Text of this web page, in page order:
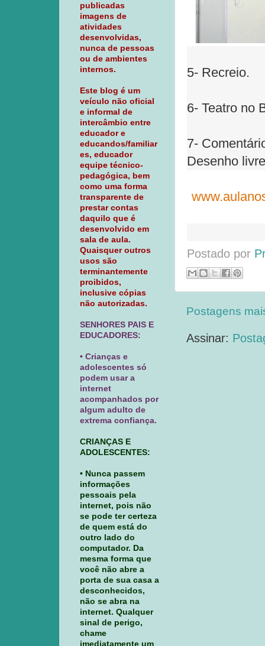
5- Recreio.
6- Teatro no
7-
Desenho
Postado por
Postagens
Assinar:
publicadas
imagens de
atividades
desenvolvidas,
nunca de pessoas
ou de ambientes
internos.
Este blog é um
veículo não oficial
e informal de
intercâmbio entre
educador e
educandos/familiar
es, educador
equipe técnico-
pedagógica, bem
como uma forma
transparente de
prestar contas
daquilo que é
desenvolvido em
sala de aula.
Quaisquer outros
usos são
terminantemente
proibidos,
inclusive cópias
não autorizadas.
SENHORES PAIS E
EDUCADORES:
• Crianças e
adolescentes só
podem usar a
internet
acompanhados por
algum adulto de
extrema confiança.
CRIANÇAS E
ADOLESCENTES:
• Nunca passem
informações
pessoais pela
internet, pois não
se pode ter certeza
de quem está do
outro lado do
computador. Da
mesma forma que
você não abre a
porta de sua casa a
desconhecidos,
não se abra na
internet. Qualquer
sinal de perigo,
chame
imediatamente um